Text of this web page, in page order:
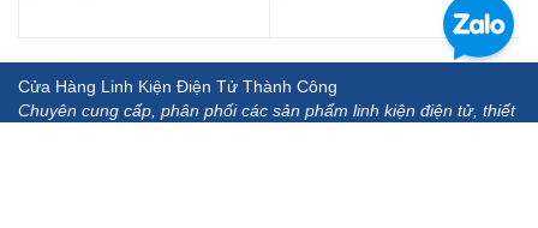
Cửa Hàng Linh Kiện Điện Tử Thành Công
Chuyên cung cấp, phân phối các sản phẩm linh kiện điện tử, thiết